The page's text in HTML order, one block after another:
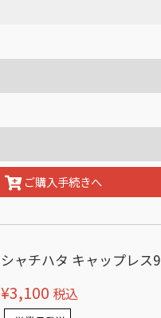
ご購入手続きへ
シャチハタ キャップレス9
¥3,100 税込